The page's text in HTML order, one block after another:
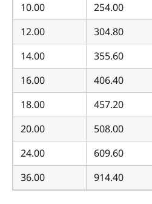
10.00
254.00
12.00
304.80
14.00
355.60
16.00
406.40
18.00
457.20
20.00
508.00
24.00
609.60
36.00
914.40